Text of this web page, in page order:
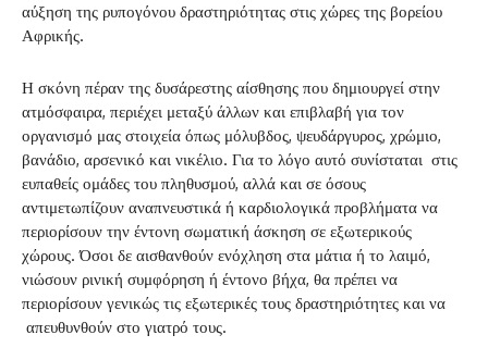
αύξηση της ρυπογόνου δραστηριότητας στις χώρες της βορείου
Αφρικής.
Η σκόνη πέραν της δυσάρεστης αίσθησης που δημιουργεί στην
ατμόσφαιρα, περιέχει μεταξύ άλλων και επιβλαβή για τον
οργανισμό μας στοιχεία όπως μόλυβδος, ψευδάργυρος, χρώμιο,
βανάδιο, αρσενικό και νικέλιο. Για το λόγο αυτό συνίσταται στις
ευπαθείς ομάδες του πληθυσμού, αλλά και σε όσους
αντιμετωπίζουν αναπνευστικά ή καρδιολογικά προβλήματα να
περιορίσουν την έντονη σωματική άσκηση σε εξωτερικούς
χώρους. Όσοι δε αισθανθούν ενόχληση στα μάτια ή το λαιμό,
νιώσουν ρινική συμφόρηση ή έντονο βήχα, θα πρέπει να
περιορίσουν γενικώς τις εξωτερικές τους δραστηριότητες και να
απευθυνθούν στο γιατρό τους.